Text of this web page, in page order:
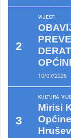
VIJESTI
10/07/2026
KULTURA
Mirisi